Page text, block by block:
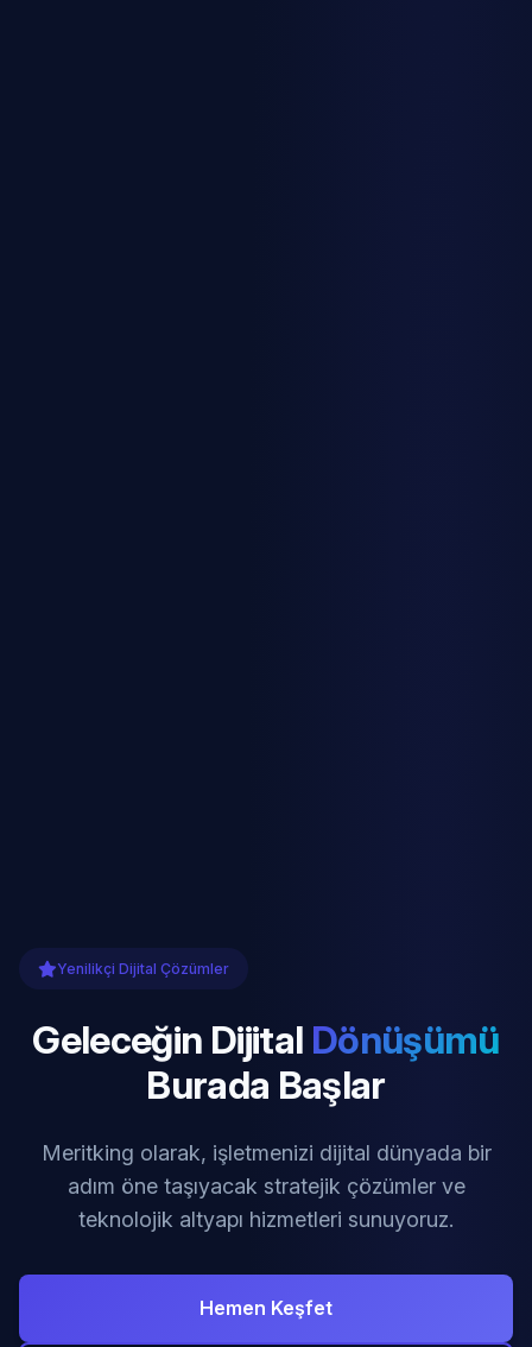
Yenilikçi Dijital Çözümler
Geleceğin Dijital Dönüşümü
Burada Başlar
Meritking olarak, işletmenizi dijital dünyada bir
adım öne taşıyacak stratejik çözümler ve
teknolojik altyapı hizmetleri sunuyoruz.
Hemen Keşfet